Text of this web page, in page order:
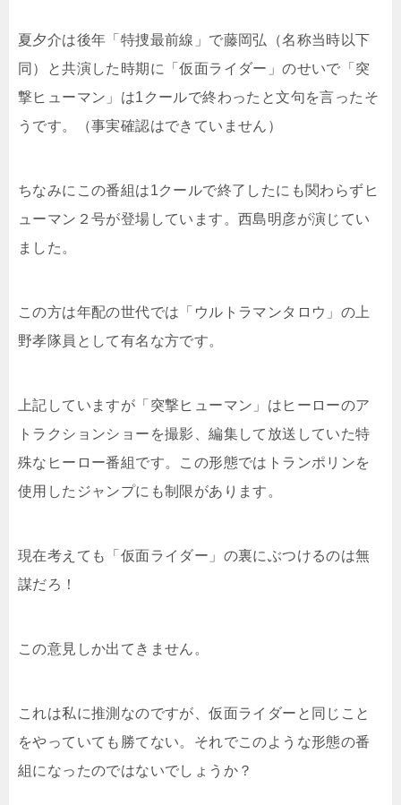
夏夕介は後年「特捜最前線」で藤岡弘（名称当時以下
同）と共演した時期に「仮面ライダー」のせいで「突
撃ヒューマン」は1クールで終わったと文句を言ったそ
うです。（事実確認はできていません）
ちなみにこの番組は1クールで終了したにも関わらずヒ
ューマン２号が登場しています。西島明彦が演じてい
ました。
この方は年配の世代では「ウルトラマンタロウ」の上
野孝隊員として有名な方です。
上記していますが「突撃ヒューマン」はヒーローのア
トラクションショーを撮影、編集して放送していた特
殊なヒーロー番組です。この形態ではトランポリンを
使用したジャンプにも制限があります。
現在考えても「仮面ライダー」の裏にぶつけるのは無
謀だろ！
この意見しか出てきません。
これは私に推測なのですが、仮面ライダーと同じこと
をやっていても勝てない。それでこのような形態の番
組になったのではないでしょうか？